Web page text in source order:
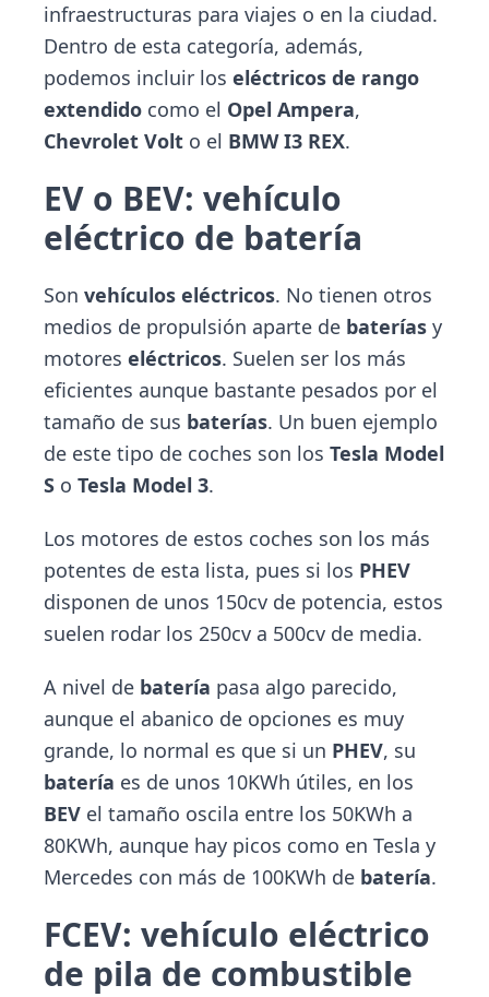
infraestructuras para viajes o en la ciudad.
Dentro de esta categoría, además,
podemos incluir los eléctricos de rango
extendido como el Opel Ampera,
Chevrolet Volt o el BMW I3 REX.
EV o BEV: vehículo
eléctrico de batería
Son vehículos eléctricos. No tienen otros
medios de propulsión aparte de baterías y
motores eléctricos. Suelen ser los más
eficientes aunque bastante pesados por el
tamaño de sus baterías. Un buen ejemplo
de este tipo de coches son los Tesla Model
S o Tesla Model 3.
Los motores de estos coches son los más
potentes de esta lista, pues si los PHEV
disponen de unos 150cv de potencia, estos
suelen rodar los 250cv a 500cv de media.
A nivel de batería pasa algo parecido,
aunque el abanico de opciones es muy
grande, lo normal es que si un PHEV, su
batería es de unos 10KWh útiles, en los
BEV el tamaño oscila entre los 50KWh a
80KWh, aunque hay picos como en Tesla y
Mercedes con más de 100KWh de batería.
FCEV: vehículo eléctrico
de pila de combustible